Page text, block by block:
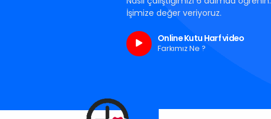
İşimize değer veriyoruz.
Online Kutu Harf video
Farkımız Ne ?